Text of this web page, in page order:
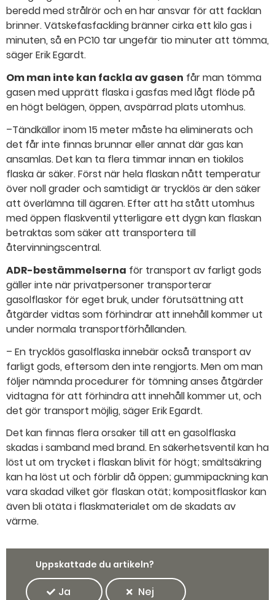
beredd med strålrör och en har ansvar för att facklan
brinner. Vätskefasfackling bränner cirka ett kilo gas i
minuten, så en PC10 tar ungefär tio minuter att tömma,
säger Erik Egardt.
Om man inte kan fackla av gasen får man tömma
gasen med upprätt flaska i gasfas med lågt flöde på
en högt belägen, öppen, avspärrad plats utomhus.
–Tändkällor inom 15 meter måste ha eliminerats och
det får inte finnas brunnar eller annat där gas kan
ansamlas. Det kan ta flera timmar innan en tiokilos
flaska är säker. Först när hela flaskan nått temperatur
över noll grader och samtidigt är trycklös är den säker
att överlämna till ägaren. Efter att ha stått utomhus
med öppen flaskventil ytterligare ett dygn kan flaskan
betraktas som säker att transportera till
återvinningscentral.
ADR-bestämmelserna för transport av farligt gods
gäller inte när privatpersoner transporterar
gasolflaskor för eget bruk, under förutsättning att
åtgärder vidtas som förhindrar att innehåll kommer ut
under normala transportförhållanden.
– En trycklös gasolflaska innebär också transport av
farligt gods, eftersom den inte rengjorts. Men om man
följer nämnda procedurer för tömning anses åtgärder
vidtagna för att förhindra att innehåll kommer ut, och
det gör transport möjlig, säger Erik Egardt.
Det kan finnas flera orsaker till att en gasolflaska
skadas i samband med brand. En säkerhetsventil kan ha
löst ut om trycket i flaskan blivit för högt; smältsäkring
kan ha löst ut och förblir då öppen; gummipackning kan
vara skadad vilket gör flaskan otät; kompositflaskor kan
även bli otäta i flaskmaterialet om de skadats av
värme.
Uppskattade du artikeln?
Ja Nej